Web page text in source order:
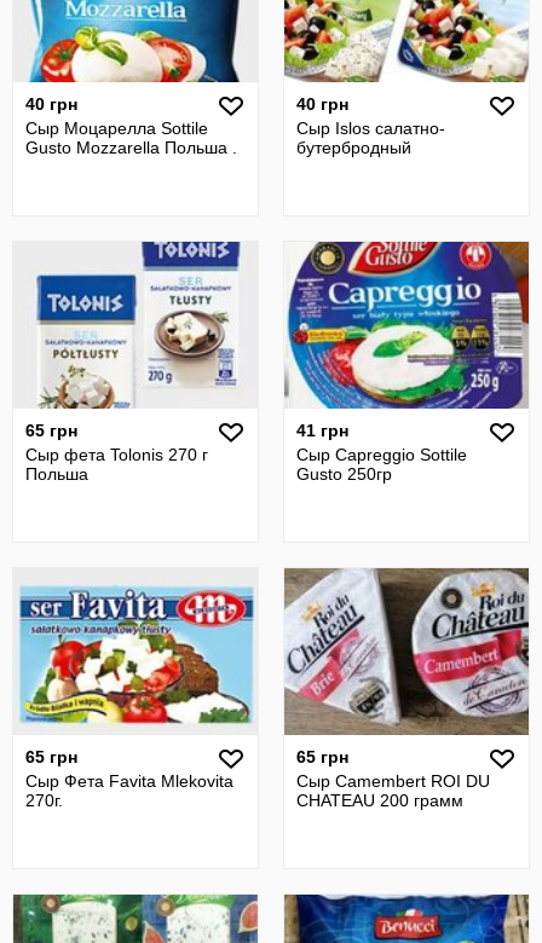
40 грн
Сыр Моцарелла Sottile
Gusto Mozzarella Польша .
40 грн
Сыр Islos салатно-
бутербродный
65 грн
Сыр фета Tolonis 270 г
Польша
41 грн
Сыр Capreggio Sottile
Gusto 250гр
65 грн
Сыр Фета Favita Mlekovita
270г.
65 грн
Сыр Camembert ROI DU
CHATEAU 200 грамм